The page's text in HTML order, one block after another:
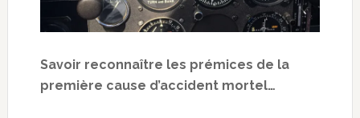
Savoir reconnaître les prémices de la
première cause d’accident mortel…